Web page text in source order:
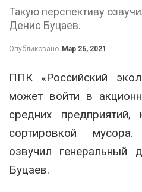
Такую перспективу
Денис Буцаев.
Опубликовано Мар 26, 2021
ППК «Российский
может войти в
средних предприятий,
сортировкой
озвучил генеральный
Буцаев.